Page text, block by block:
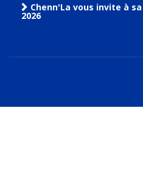
Chenn'La vous invite à
2026